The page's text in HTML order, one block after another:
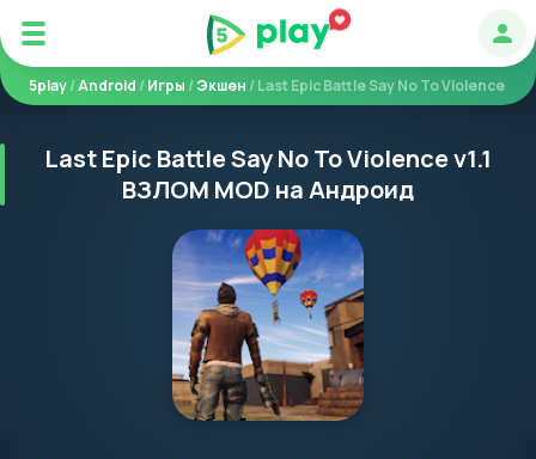
5play/Android /Игры /Экшен / Last Epic Battle Say No To Violence
Last Epic Battle Say No To Violence v1.1
ВЗЛОМ MOD на Андроид